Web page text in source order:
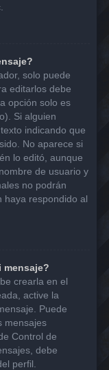
solo puede
editarlos debe
opción solo es
Si alguien
indicando que
No aparece si
lo editó, aunque
de usuario y
no podrán
haya respondido al
mensaje?
crearla en el
active la
Puede
mensajes
Control de
debe
perfil.